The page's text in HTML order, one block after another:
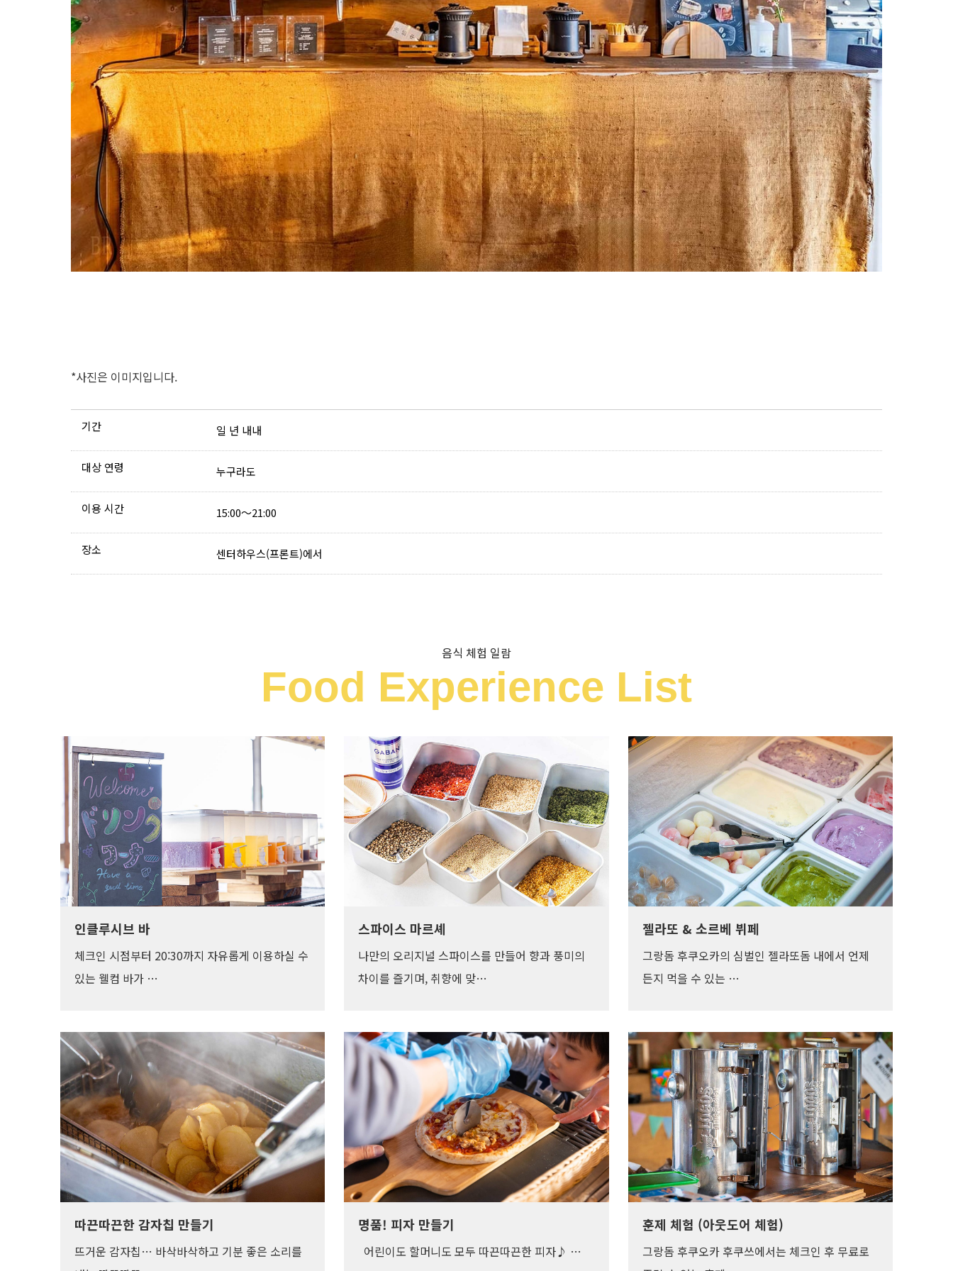
*사진은 이미지입니다.
기간 일 년 내내
대상 연령 누구라도
이용 시간 15:00～21:00
장소 센터하우스(프론트)에서
음식 체험 일람
Food Experience List
인클루시브 바
체크인 시점부터 20:30까지 자유롭게 이용하실 수
있는 웰컴 바가 …
스파이스 마르셰
나만의 오리지널 스파이스를 만들어 향과 풍미의
차이를 즐기며, 취향에 맞…
젤라또 & 소르베 뷔페
그랑돔 후쿠오카의 심벌인 젤라또돔 내에서 언제
든지 먹을 수 있는 …
따끈따끈한 감자칩 만들기
뜨거운 감자칩… 바삭바삭하고 기분 좋은 소리를
명품! 피자 만들기
어린이도 할머니도 모두 따끈따끈한 피자♪ …
훈제 체험 (아웃도어 체험)
그랑돔 후쿠오카 후쿠쓰에서는 체크인 후 무료로